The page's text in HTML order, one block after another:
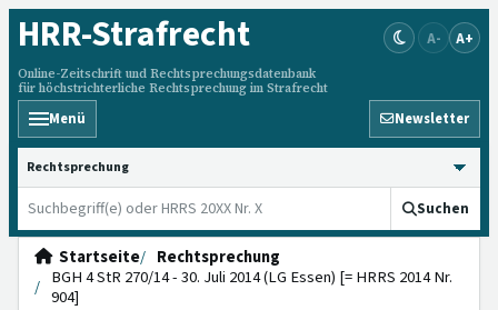
HRR-Strafrecht
Online-Zeitschrift und Rechtsprechungsdatenbank
für höchstrichterliche Rechtsprechung im Strafrecht
A- A+
Menü Newsletter
HRRS durchsuchen
Suchen
Startseite
Rechtsprechung
BGH 4 StR 270/14 - 30. Juli 2014 (LG Essen) [= HRRS 2014 Nr.
904]